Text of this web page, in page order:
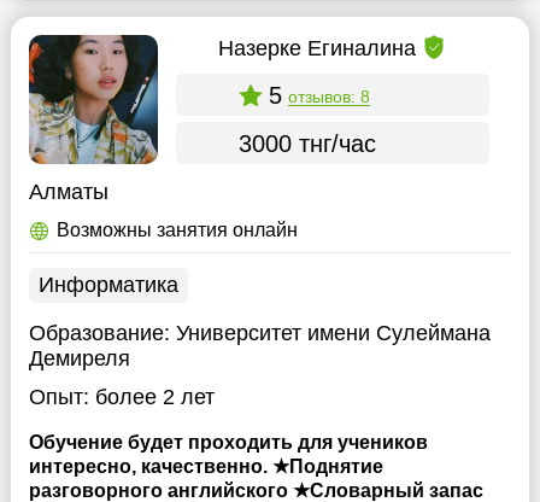
Назерке Егиналина
5 отзывов: 8
3000 тнг/час
Алматы
Возможны занятия онлайн
Информатика
Образование: Университет имени Сулеймана
Демиреля
Опыт: более 2 лет
Обучение будет проходить для учеников
интересно, качественно. ★Поднятие
разговорного английского ★Словарный запас